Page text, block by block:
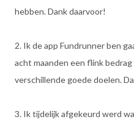
hebben. Dank daarvoor!
2. Ik de app Fundrunner ben
acht maanden een flink
verschillende goede doelen.
3. Ik tijdelijk afgekeurd werd